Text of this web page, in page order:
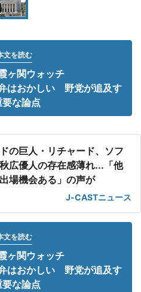
文を読む
ヶ関ウォッチ
はおかしい 野党が追及す
な論点
の巨人・リチャード、ソフ
広優人の存在感薄れ...「他
場機会ある」の声が
J-CASTニュース
文を読む
ヶ関ウォッチ
はおかしい 野党が追及す
な論点